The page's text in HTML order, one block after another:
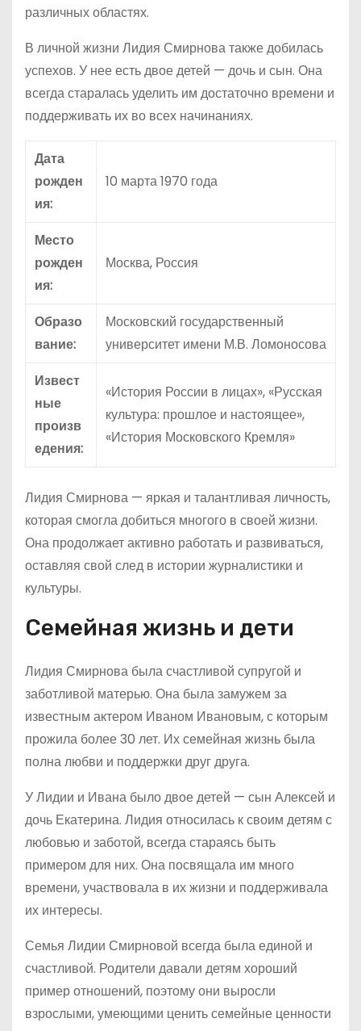
различных областях.
В личной жизни Лидия Смирнова также добилась
успехов. У нее есть двое детей — дочь и сын. Она
всегда старалась уделить им достаточно времени и
поддерживать их во всех начинаниях.
Дата
рожден
ия:
10 марта 1970 года
Место
рожден
ия:
Москва, Россия
Образо
вание:
Московский государственный
университет имени М.В. Ломоносова
Извест
ные
произв
едения:
«История России в лицах», «Русская
культура: прошлое и настоящее»,
«История Московского Кремля»
Лидия Смирнова — яркая и талантливая личность,
которая смогла добиться многого в своей жизни.
Она продолжает активно работать и развиваться,
оставляя свой след в истории журналистики и
культуры.
Семейная жизнь и дети
Лидия Смирнова была счастливой супругой и
заботливой матерью. Она была замужем за
известным актером Иваном Ивановым, с которым
прожила более 30 лет. Их семейная жизнь была
полна любви и поддержки друг друга.
У Лидии и Ивана было двое детей — сын Алексей и
дочь Екатерина. Лидия относилась к своим детям с
любовью и заботой, всегда стараясь быть
примером для них. Она посвящала им много
времени, участвовала в их жизни и поддерживала
их интересы.
Семья Лидии Смирновой всегда была единой и
счастливой. Родители давали детям хороший
пример отношений, поэтому они выросли
взрослыми, умеющими ценить семейные ценности